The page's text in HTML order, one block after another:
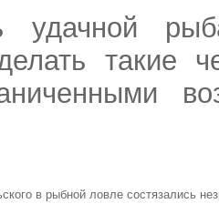
удачной
такие
в рыбной ловле состязались